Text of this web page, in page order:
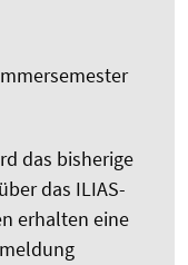
das bisherige
das ILIAS-
erhalten eine